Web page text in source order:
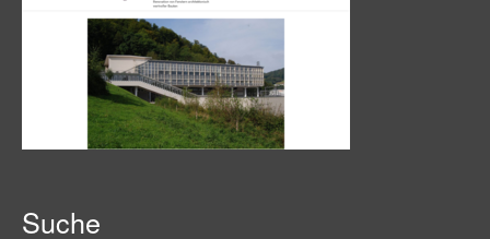
Suche